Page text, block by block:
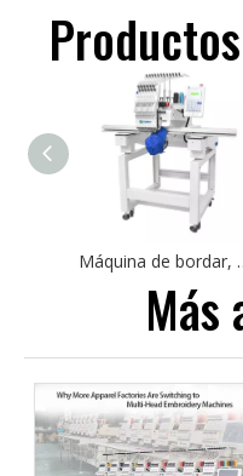
Máquina de bordar, gorra de